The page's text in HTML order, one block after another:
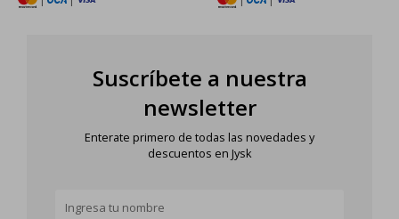
Suscríbete a nuestra
newsletter
Enterate primero de todas las novedades y
descuentos en Jysk